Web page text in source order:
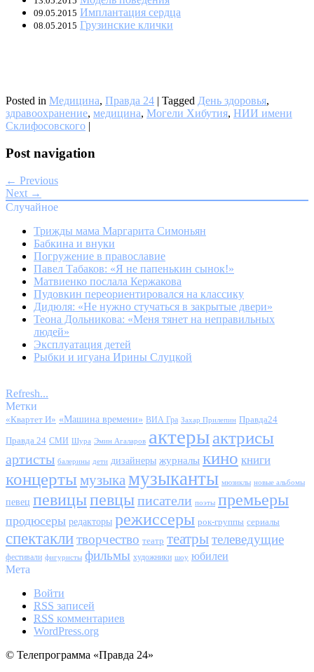
09.05.2015 Имплантация сердца
08.05.2015 Грузинские клички
Posted in Медицина, Правда 24 | Tagged День здоровья,
здравоохранение, медицина, Могели Хибутия, НИИ имени
Склифосовского |
Post navigation
← Previous
Next →
Случайное
Трижды мама Маргарита Симоньян
Бабкина и внуки
Погружение в православие
Павел Табаков: «Я не папенькин сынок!»
Матвиенко послала Кержакова
Пудовкин переориентировался на классику
Дидюля: «Не нужно стучаться в закрытые двери»
Теона Дольникова: «Меня тянет на неправильных
людей»
Эксплуатация детей
Рыбки и игуана Ирины Слуцкой
Refresh...
Метки
«Квартет И» «Машина времени» ВИА Гра Захар Прилепин Правда24
Правда 24 СМИ Шура Эмин Агаларов актерыактрисы
артисты балерины дети дизайнеры журналы кино книги
концерты музыка музыканты мюзиклы новые альбомы
певец певицыпевцыписатели поэты премьеры
продюсеры редакторы режиссеры рок-группы сериалы
спектаклитворчество театр театрытелеведущие
фестивали фигуристы фильмы художники шоу юбилеи
Мета
Войти
RSS записей
RSS комментариев
WordPress.org
© Телепрограмма «Правда 24»